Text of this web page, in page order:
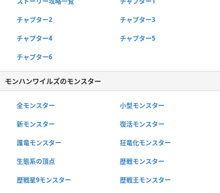
チャプター2 チャプター3
チャプター4 チャプター5
チャプター6
モンハンワイルズのモンスター
全モンスター 小型モンスター
新モンスター 復活モンスター
護竜モンスター 狂竜化モンスター
生態系の頂点 歴戦モンスター
歴戦星9モンスター 歴戦王モンスター